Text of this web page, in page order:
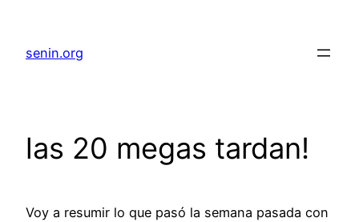
senin.org
las 20 megas tardan!
Voy a resumir lo que pasó la semana pasada con